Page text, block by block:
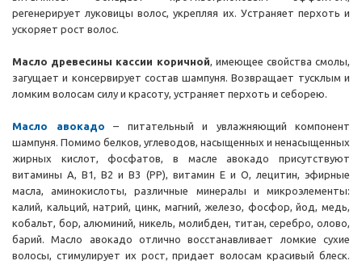
регенерирует луковицы волос, укрепляя их. Устраняет перхоть и
ускоряет рост волос.
Масло древесины кассии коричной, имеющее свойства смолы,
загущает и консервирует состав шампуня. Возвращает тусклым и
ломким волосам силу и красоту, устраняет перхоть и себорею.
Масло авокадо – питательный и увлажняющий компонент
шампуня. Помимо белков, углеводов, насыщенных и ненасыщенных
жирных кислот, фосфатов, в масле авокадо присутствуют
витамины А, В1, В2 и В3 (РР), витамин Е и О, лецитин, эфирные
масла, аминокислоты, различные минералы и микроэлементы:
калий, кальций, натрий, цинк, магний, железо, фосфор, йод, медь,
кобальт, бор, алюминий, никель, молибден, титан, серебро, олово,
барий. Масло авокадо отлично восстанавливает ломкие сухие
волосы, стимулирует их рост, придает волосам красивый блеск.